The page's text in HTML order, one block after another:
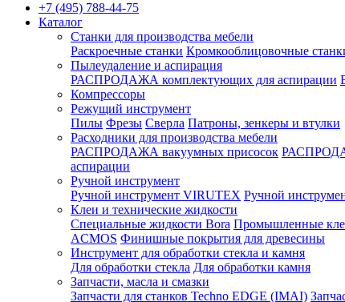
+7 (495) 788-44-75
Каталог
Станки для производства мебели
Раскроечные станки Кромкооблицовочные
Пылеудаление и аспирация
РАСПРОДАЖА комплектующих для аспирации
Компрессоры
Режущий инструмент
Пилы Фрезы Сверла Патроны, зенкеры и втулки
Расходники для производства мебели
РАСПРОДАЖА вакуумных присосок
аспирации
Ручной инструмент
Ручной инструмент VIRUTEX Ручной
Клеи и технические жидкости
Специальные жидкости Bora Промышленные
ACMOS Финишные покрытия для древесины
Инструмент для обработки стекла и камня
Для обработки стекла Для обработки камня
Запчасти, масла и смазки
Запчасти для станков Techno EDGE (IMAI)